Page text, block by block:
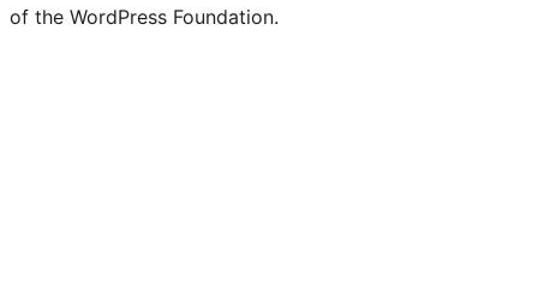
of the WordPress Foundation.